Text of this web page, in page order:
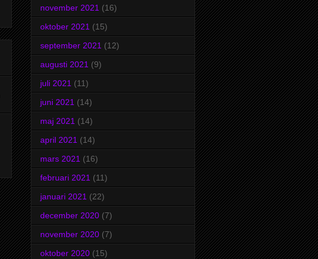
november 2021 (16)
oktober 2021 (15)
september 2021 (12)
augusti 2021 (9)
juli 2021 (11)
juni 2021 (14)
maj 2021 (14)
april 2021 (14)
mars 2021 (16)
februari 2021 (11)
januari 2021 (22)
december 2020 (7)
november 2020 (7)
oktober 2020 (15)